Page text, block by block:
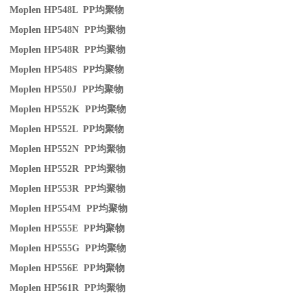
Moplen HP548L PP均聚物
Moplen HP548N PP均聚物
Moplen HP548R PP均聚物
Moplen HP548S PP均聚物
Moplen HP550J PP均聚物
Moplen HP552K PP均聚物
Moplen HP552L PP均聚物
Moplen HP552N PP均聚物
Moplen HP552R PP均聚物
Moplen HP553R PP均聚物
Moplen HP554M PP均聚物
Moplen HP555E PP均聚物
Moplen HP555G PP均聚物
Moplen HP556E PP均聚物
Moplen HP561R PP均聚物